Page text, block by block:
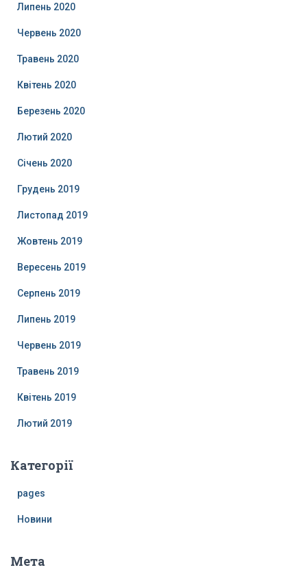
Липень 2020
Червень 2020
Травень 2020
Квітень 2020
Березень 2020
Лютий 2020
Січень 2020
Грудень 2019
Листопад 2019
Жовтень 2019
Вересень 2019
Серпень 2019
Липень 2019
Червень 2019
Травень 2019
Квітень 2019
Лютий 2019
Категорії
pages
Новини
Мета